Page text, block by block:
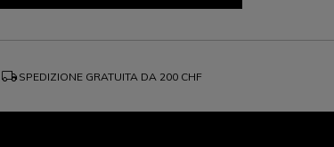
local_shipping SPEDIZIONE GRATUITA DA 200 CHF